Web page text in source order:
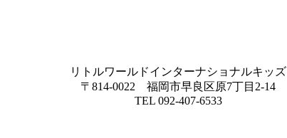
リトルワールドインターナショナルキッズ
〒814-0022 福岡市早良区原7丁目2-14
TEL 092-407-6533